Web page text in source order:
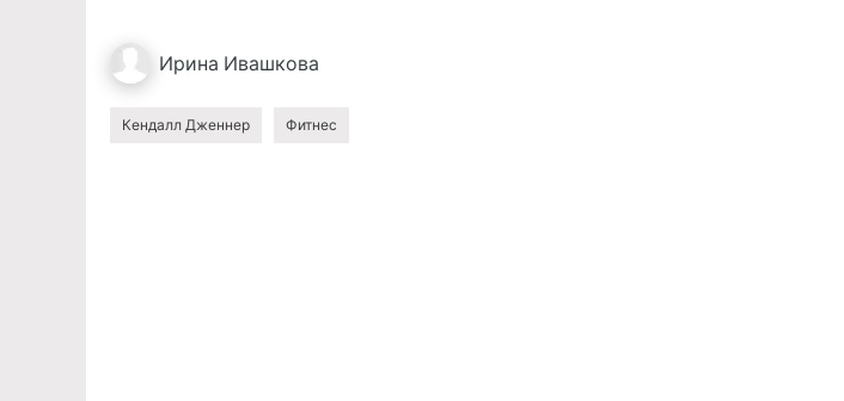
Ирина Ивашкова
Кендалл Дженнер Фитнес